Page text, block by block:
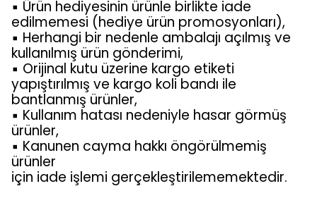
▪ Ürün hediyesinin ürünle birlikte iade
edilmemesi (hediye ürün promosyonları),
▪ Herhangi bir nedenle ambalajı açılmış ve
kullanılmış ürün gönderimi,
▪ Orijinal kutu üzerine kargo etiketi
yapıştırılmış ve kargo koli bandı ile
bantlanmış ürünler,
▪ Kullanım hatası nedeniyle hasar görmüş
ürünler,
▪ Kanunen cayma hakkı öngörülmemiş
ürünler
için iade işlemi gerçekleştirilememektedir.